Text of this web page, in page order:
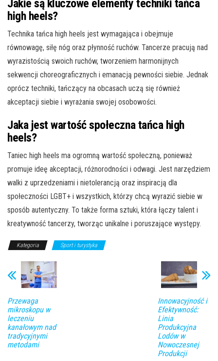
Jakie są kluczowe elementy techniki tańca
high heels?
Technika tańca high heels jest wymagająca i obejmuje
równowagę, siłę nóg oraz płynność ruchów. Tancerze pracują nad
wyrazistością swoich ruchów, tworzeniem harmonijnych
sekwencji choreograficznych i emanacją pewności siebie. Jednak
oprócz techniki, tańczący na obcasach uczą się również
akceptacji siebie i wyrażania swojej osobowości.
Jaka jest wartość społeczna tańca high
heels?
Taniec high heels ma ogromną wartość społeczną, ponieważ
promuje ideę akceptacji, różnorodności i odwagi. Jest narzędziem
walki z uprzedzeniami i nietolerancją oraz inspiracją dla
społeczności LGBT+ i wszystkich, którzy chcą wyrazić siebie w
sposób autentyczny. To także forma sztuki, która łączy talent i
kreatywność tancerzy, tworząc unikalne i poruszające występy.
Kategoria Sport i turystyka
Przewaga
mikroskopu w
leczeniu
kanałowym nad
tradycyjnymi
metodami
Innowacyjność i
Efektywność:
Linia
Produkcyjna
Lodów w
Nowoczesnej
Produkcji